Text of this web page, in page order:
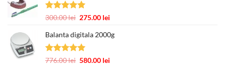
Evaluat la
300.00lei Prețul
a
fost:
275.00 lei
este:
Balanta digitala 2000g
Evaluat la
776.00lei Prețul
580.00 lei